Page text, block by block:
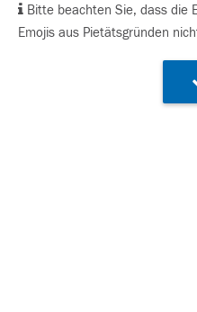
Bitte beachten Sie, dass die
Emojis aus Pietätsgründen